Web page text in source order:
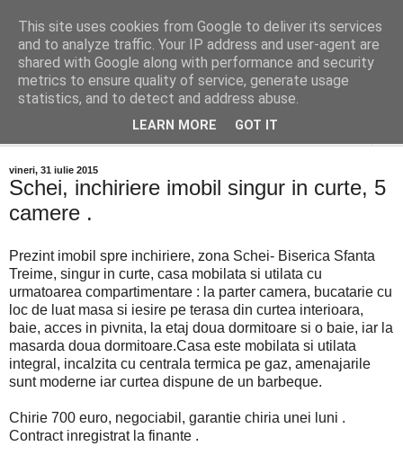
Distinct Imobiliare
Adrian Cocis 0742 129 909 ; Vasile Baciu 0768 440 185
vineri, 31 iulie 2015
Schei, inchiriere imobil singur in curte, 5
camere .
Prezint imobil spre inchiriere, zona Schei- Biserica Sfanta
Treime, singur in curte, casa mobilata si utilata cu
urmatoarea compartimentare : la parter camera, bucatarie cu
loc de luat masa si iesire pe terasa din curtea interioara,
baie, acces in pivnita, la etaj doua dormitoare si o baie, iar la
masarda doua dormitoare.Casa este mobilata si utilata
integral, incalzita cu centrala termica pe gaz, amenajarile
sunt moderne iar curtea dispune de un barbeque.
Chirie 700 euro, negociabil, garantie chiria unei luni .
Contract inregistrat la finante .
This site uses cookies from Google to deliver its services
and to analyze traffic. Your IP address and user-agent are
shared with Google along with performance and security
metrics to ensure quality of service, generate usage
statistics, and to detect and address abuse.
LEARN MORE GOT IT